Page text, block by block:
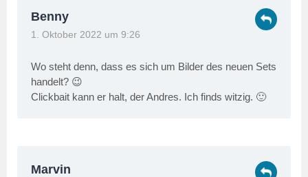
Benny
1. Oktober 2022 um 9:26
Wo steht denn, dass es sich um Bilder des neuen Sets
handelt? 😉
Clickbait kann er halt, der Andres. Ich finds witzig. 🙂
Marvin